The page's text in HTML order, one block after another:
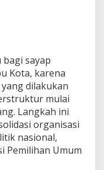
sayap
Kota, karena
dilakukan
mulai
Langkah ini
organisasi
nasional,
Pemilihan Umum